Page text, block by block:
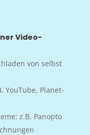
Video-
von selbst
YouTube, Planet-
z.B. Panopto